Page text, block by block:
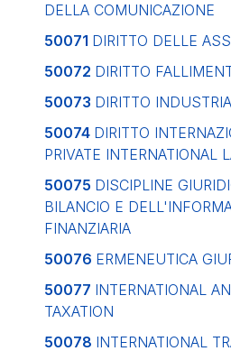
DELLA COMUNICAZIONE
50071 DIRITTO DELLE
50072 DIRITTO
50073 DIRITTO
50074 DIRITTO
PRIVATE INTERNATIONAL
50075 DISCIPLINE
BILANCIO E
FINANZIARIA
50076 ERMENEUTICA
50077 INTERNATIONAL
TAXATION
50078 INTERNATIONAL